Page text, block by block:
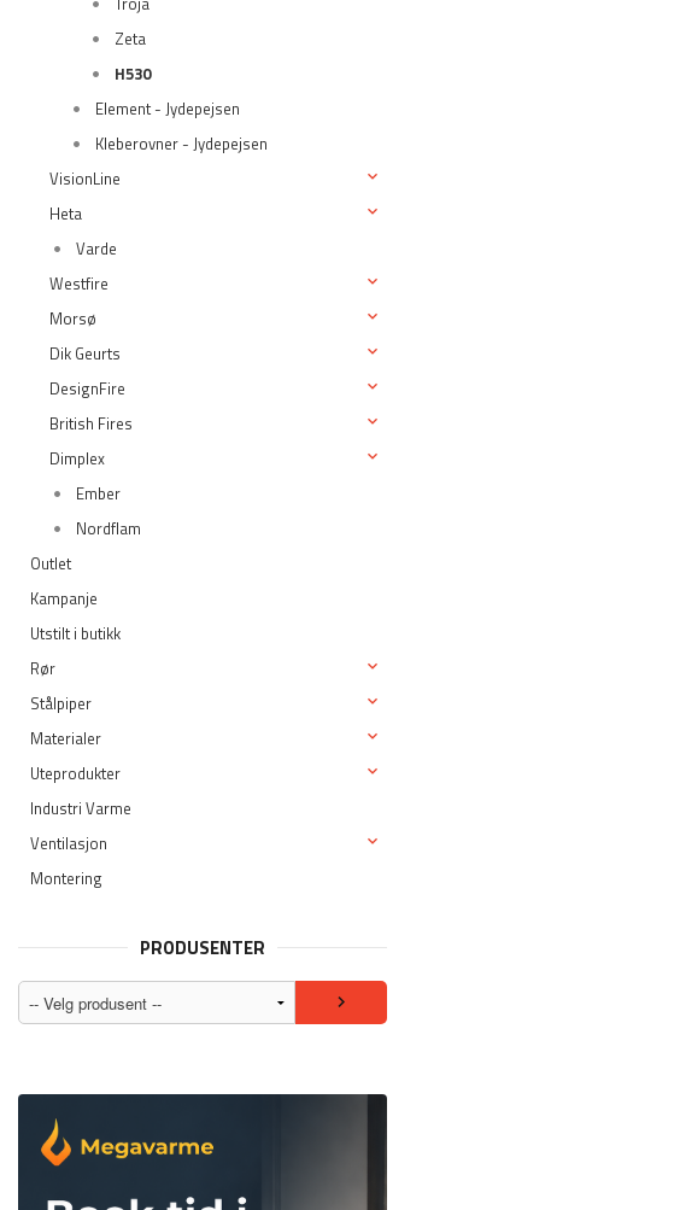
Zeta
H530
Element - Jydepejsen
Kleberovner - Jydepejsen
VisionLine
Heta
Varde
Westfire
Morsø
Dik Geurts
DesignFire
British Fires
Dimplex
Ember
Nordflam
Outlet
Kampanje
Utstilt i butikk
Rør
Stålpiper
Materialer
Uteprodukter
Industri Varme
Ventilasjon
Montering
PRODUSENTER